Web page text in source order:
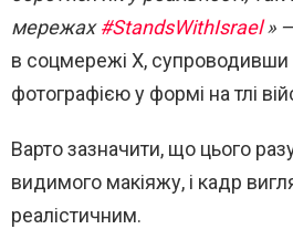
мережах#StandsWithIsrael»
в соцмережі Х, супроводивши
фотографією у формі на тлі
Варто зазначити, що цього
видимого макіяжу, і кадр
реалістичним.